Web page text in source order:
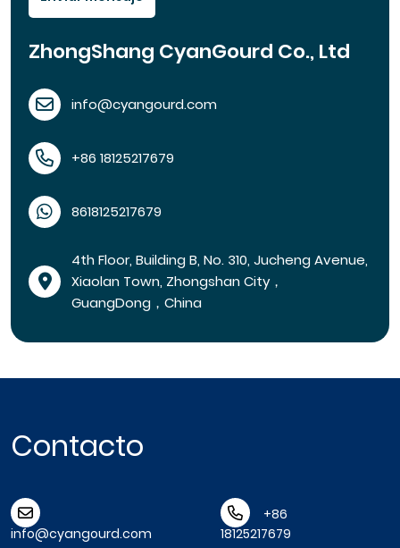
ZhongShang CyanGourd Co., Ltd
info@cyangourd.com
+86 18125217679
8618125217679
4th Floor, Building B, No. 310, Jucheng Avenue,
Xiaolan Town, Zhongshan City，
GuangDong，China
Contacto
info@cyangourd.com
+86
18125217679